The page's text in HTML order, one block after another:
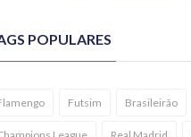
POPULARES
Futsim Brasileirão